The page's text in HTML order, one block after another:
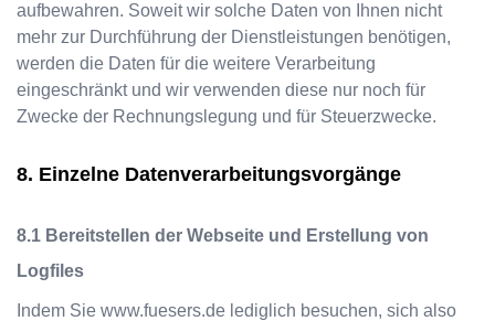
aufbewahren. Soweit wir solche Daten von Ihnen nicht
mehr zur Durchführung der Dienstleistungen benötigen,
werden die Daten für die weitere Verarbeitung
eingeschränkt und wir verwenden diese nur noch für
Zwecke der Rechnungslegung und für Steuerzwecke.
Einzelne Datenverarbeitungsvorgänge
Bereitstellen der Webseite und Erstellung von
Logfiles
Indem Sie www.fuesers.de lediglich besuchen, sich also